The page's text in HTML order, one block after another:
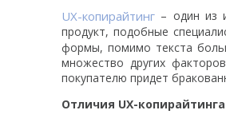
UX-копирайтинг – один из
продукт, подобные
формы, помимо текста
множество других
покупателю придет
Отличия UX-